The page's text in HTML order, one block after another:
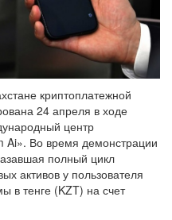
криптоплатежной
24 апреля в ходе
центр
Ai». Во время демонстрации
полный цикл
активов у пользователя
в тенге (KZT) на счет